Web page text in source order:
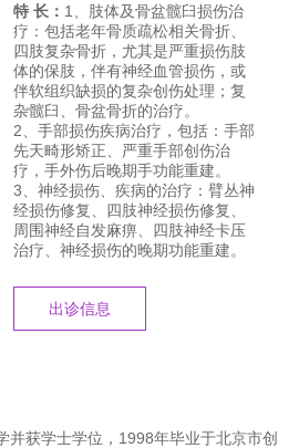
特 长： 1、肢体及骨盆髋臼损伤治
疗：包括老年骨质疏松相关骨折、
四肢复杂骨折，尤其是严重损伤肢
体的保肢，伴有神经血管损伤，或
伴软组织缺损的复杂创伤处理；复
杂髋臼、骨盆骨折的治疗。
2、手部损伤疾病治疗，包括：手部
先天畸形矫正、严重手部创伤治
疗，手外伤后晚期手功能重建。
3、神经损伤、疾病的治疗：臂丛神
经损伤修复、四肢神经损伤修复、
周围神经自发麻痹、四肢神经卡压
治疗、神经损伤的晚期功能重建。
出诊信息
并获学士学位，1998年毕业于北京市创